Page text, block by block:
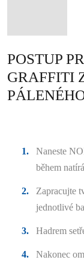
POSTUP
GRAFFITI
Naneste
během
Zapracujte
jednotlivé
Hadrem
Nakonec